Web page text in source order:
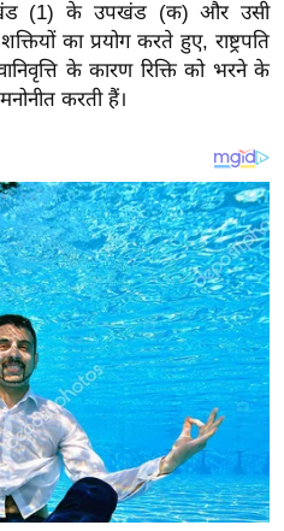
(1) के उपखंड (क) और उसी
का प्रयोग करते हुए, राष्ट्रपति
के कारण रिक्ति को भरने के
करती हैं।